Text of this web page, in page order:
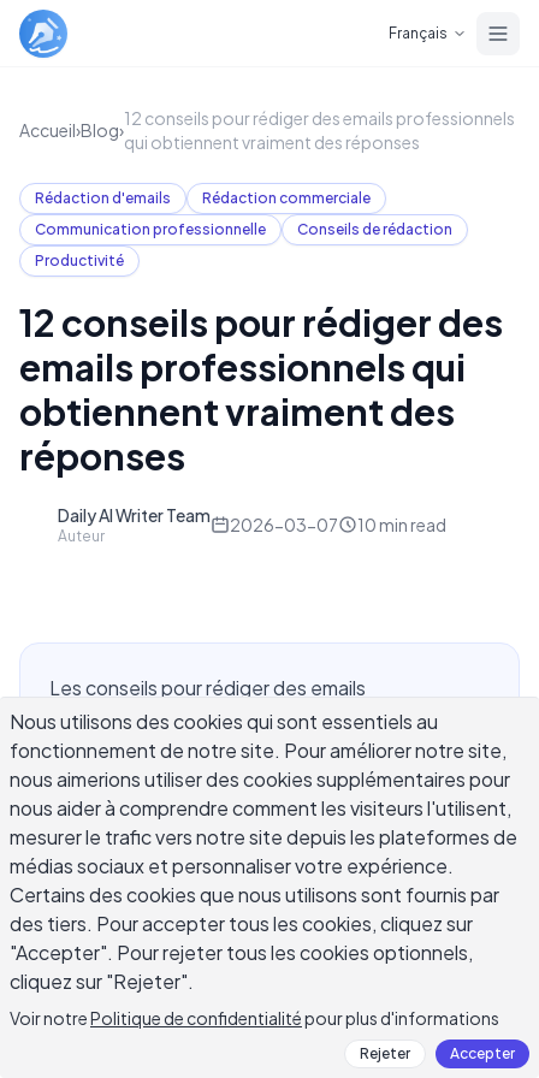
Français
Accueil›Blog›
12 conseils pour rédiger des emails professionnels
qui obtiennent vraiment des réponses
Rédaction d'emails
Rédaction commerciale
Communication professionnelle
Conseils de rédaction
Productivité
12 conseils pour rédiger des
emails professionnels qui
obtiennent vraiment des
réponses
Daily AI Writer Team
Auteur
2026-03-07 10 min read
Les conseils pour rédiger des emails
professionnels sont plus importants que la
plupart des gens ne le pensent. Le professionnel
moyen reçoit plus de 120 emails par jour et
répond à moins de la moitié. Si vos emails ne sont
pas clairs, concis et bien structurés, ils sont
ignorés, retardés ou mal compris. Que vous
contactiez un client, fassiez un suivi sur une
proposition ou communiquiez entre les équipes, la
façon dont vous rédigez vos emails façonne la
perception de votre compétence. Ce guide
couvre 12 techniques pratiques et éprouvées
pour vous aider à rédiger des emails
Nous utilisons des cookies qui sont essentiels au
fonctionnement de notre site. Pour améliorer notre site,
nous aimerions utiliser des cookies supplémentaires pour
nous aider à comprendre comment les visiteurs l'utilisent,
mesurer le trafic vers notre site depuis les plateformes de
médias sociaux et personnaliser votre expérience.
Certains des cookies que nous utilisons sont fournis par
des tiers. Pour accepter tous les cookies, cliquez sur
"Accepter". Pour rejeter tous les cookies optionnels,
cliquez sur "Rejeter".
Voir notrePolitique de confidentialitépour plus d'informations
Rejeter Accepter